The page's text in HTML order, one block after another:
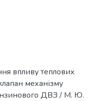
впливу теплових
механізму
ДВЗ / М. Ю.